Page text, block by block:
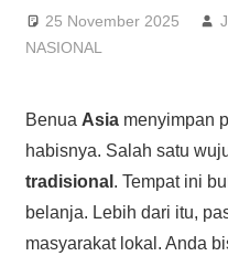
25 November 2025
NASIONAL
Benua Asiamenyimpan
habisnya. Salah satu
tradisional . Tempat ini
belanja. Lebih dari itu,
masyarakat lokal. Anda